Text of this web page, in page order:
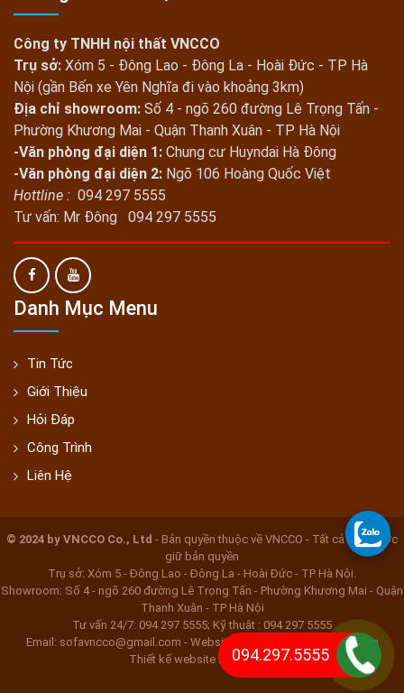
Công ty TNHH nội thất VNCCO
Trụ sở: Xóm 5 - Đông Lao - Đông La - Hoài Đức - TP Hà
Nội (gần Bến xe Yên Nghĩa đi vào khoảng 3km)
Địa chỉ showroom: Số 4 - ngõ 260 đường Lê Trọng Tấn -
Phường Khương Mai - Quận Thanh Xuân - TP Hà Nội
-Văn phòng đại diện 1: Chung cư Huyndai Hà Đông
-Văn phòng đại diện 2: Ngõ 106 Hoàng Quốc Việt
Hottline : 094 297 5555
Tư vấn: Mr Đông 094 297 5555
Danh Mục Menu
Tin Tức
Giới Thiệu
Hỏi Đáp
Công Trình
Liên Hệ
© 2024 by VNCCO Co., Ltd - Bản quyền thuộc về VNCCO - Tất cả đều được
giữ bản quyền
Trụ sở: Xóm 5 - Đông Lao - Đông La - Hoài Đức - TP Hà Nội.
Showroom: Số 4 - ngõ 260 đường Lê Trọng Tấn - Phường Khương Mai - Quận
Thanh Xuân - TP Hà Nội
Tư vấn 24/7: 094 297 5555; Kỹ thuật : 094 297 5555
Email: sofavncco@gmail.com - Website: www.bocghebocdem.com
Thiết kế website Nắng Xanh094.297.5555